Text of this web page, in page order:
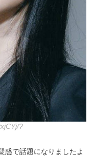
?
惑で話題になりましたよ